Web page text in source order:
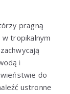
pragną
w tropikalnym
i
do
ustronne